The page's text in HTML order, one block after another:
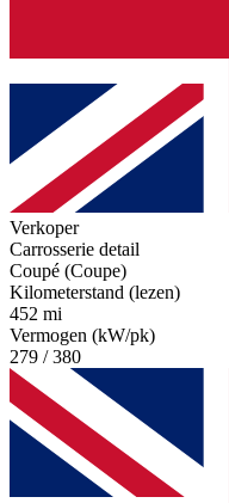
Verkoper
Carrosserie detail
Coupé (Coupe)
Kilometerstand (lezen)
452 mi
Vermogen (kW/pk)
279 / 380